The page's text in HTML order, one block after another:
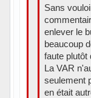
Sans
enlever le
beaucoup
faute plutôt
La VAR
seulement
en était